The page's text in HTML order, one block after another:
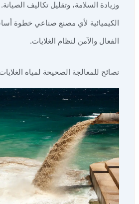
وزيادة السلامة، وتقليل تكاليف الصيانة.
الكيميائية لأي مصنع صناعي خطوة
الفعال والآمن لنظام الغلايات.
نصائح للمعالجة الصحيحة لمياه الغلايات